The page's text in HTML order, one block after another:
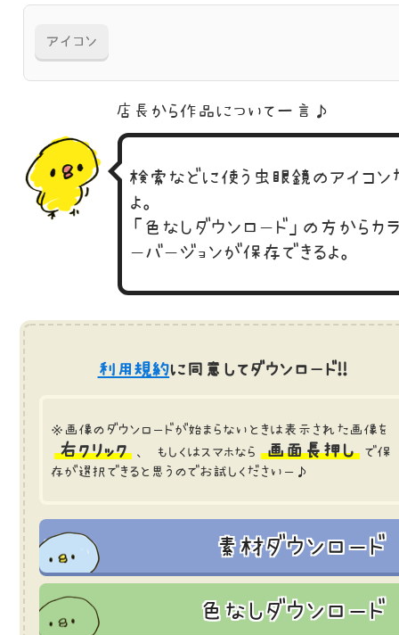
アイコン
店長から作品に ついて一言♪
検索などに使う虫眼鏡のアイコン
よ。
「色なしダウンロード」の方からカ
ーバージョンが保存できるよ。
利用規約に同意してダウンロード!!
※画像のダウンロードが始まらないときは表示された画像を
右クリック 、 もしくはスマホなら 画面長押し
で保
存が選択できると思うのでお試しくださいー♪
素材ダウンロード
色なしダウンロード